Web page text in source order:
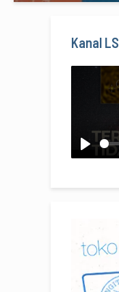
Kanal LS